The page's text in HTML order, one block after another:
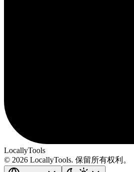
LocallyTools
© 2026 LocallyTools. 保留所有权利。